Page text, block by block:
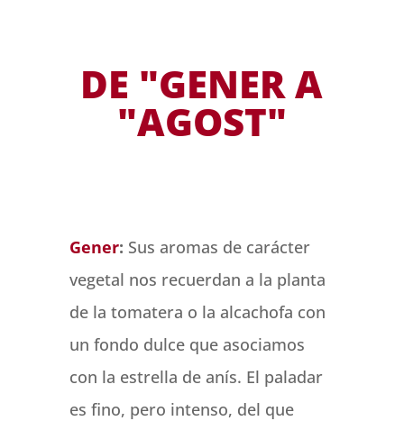
DE "GENER A
"AGOST"
Gener: Sus aromas de carácter
vegetal nos recuerdan a la planta
de la tomatera o la alcachofa con
un fondo dulce que asociamos
con la estrella de anís. El paladar
es fino, pero intenso, del que